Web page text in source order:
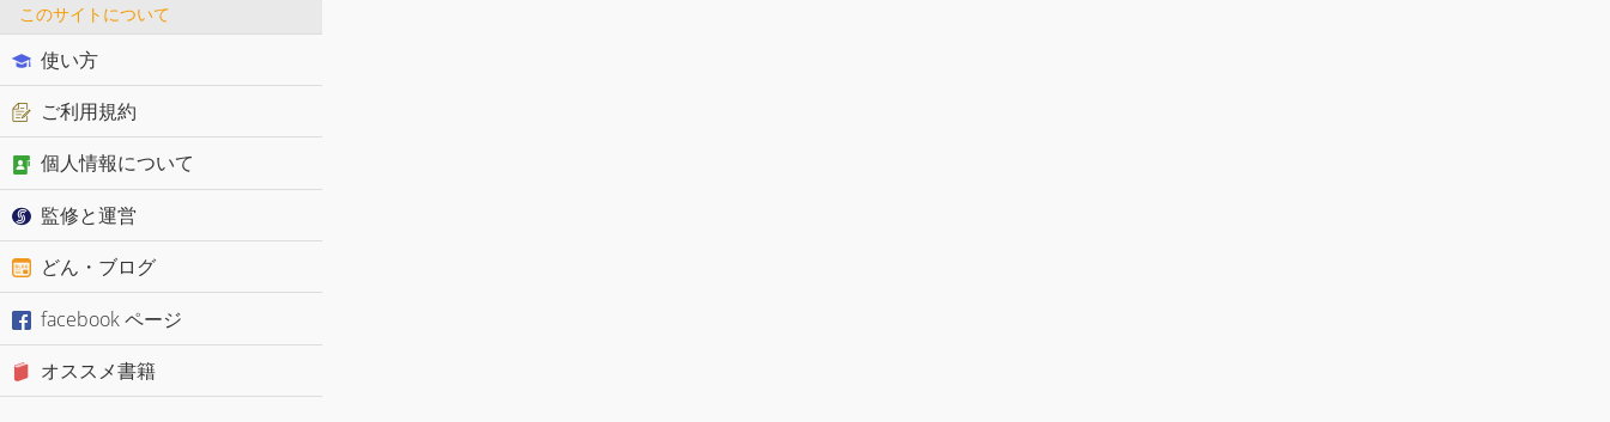
このサイトについて
使い方
ご利用規約
個人情報について
監修と運営
どん・ブログ
facebook ページ
オススメ書籍